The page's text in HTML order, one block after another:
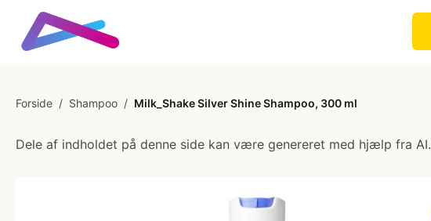
Forside / Shampoo / Milk_Shake Silver Shine Shampoo, 300 ml
Dele af indholdet på denne side kan være genereret med hjælp fra AI.